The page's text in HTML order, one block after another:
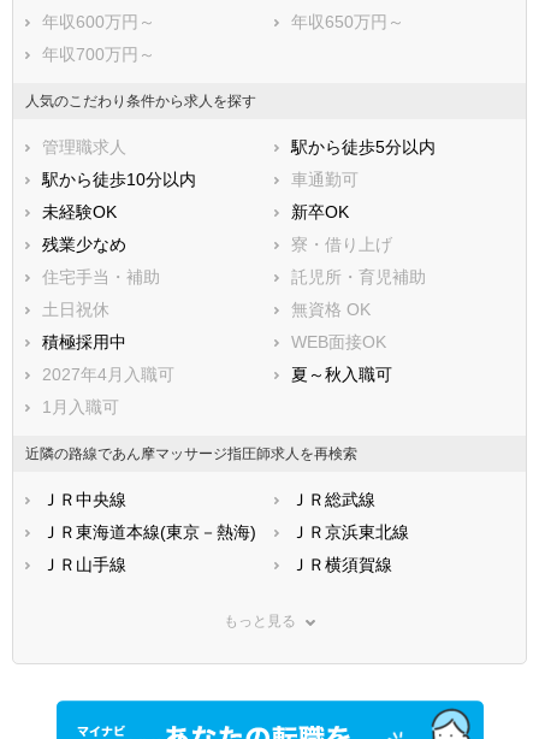
年収600万円～
年収650万円～
年収700万円～
人気のこだわり条件から求人を探す
管理職求人
駅から徒歩5分以内
駅から徒歩10分以内
車通勤可
未経験OK
新卒OK
残業少なめ
寮・借り上げ
住宅手当・補助
託児所・育児補助
土日祝休
無資格 OK
積極採用中
WEB面接OK
2027年4月入職可
夏～秋入職可
1月入職可
近隣の路線であん摩マッサージ指圧師求人を再検索
ＪＲ中央線
ＪＲ総武線
ＪＲ東海道本線(東京－熱海)
ＪＲ京浜東北線
ＪＲ山手線
ＪＲ横須賀線
ＪＲ青梅線
ＪＲ五日市線
ＪＲ八高線
ＪＲ埼京線
ＪＲ高崎線
もっと見る